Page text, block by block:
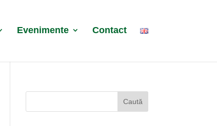
Evenimente Contact